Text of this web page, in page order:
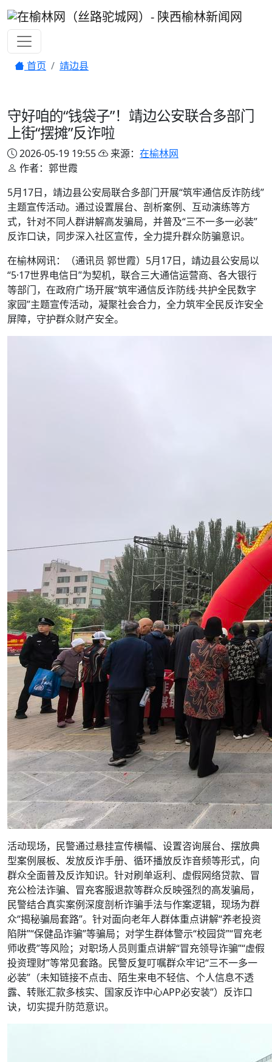
首页 靖边县
守好咱的“钱袋子”！靖边公安联合多部门
上街“摆摊”反诈啦
2026-05-19 19:55 来源： 在榆林网
作者：郭世霞
5月17日，靖边县公安局联合多部门开展“筑牢通信反诈防线”
主题宣传活动。通过设置展台、剖析案例、互动演练等方
式，针对不同人群讲解高发骗局，并普及“三不一多一必装”
反诈口诀，同步深入社区宣传，全力提升群众防骗意识。
在榆林网讯：（通讯员 郭世霞）5月17日，靖边县公安局以
“5·17世界电信日”为契机，联合三大通信运营商、各大银行
等部门，在政府广场开展“筑牢通信反诈防线·共护全民数字
家园”主题宣传活动，凝聚社会合力，全力筑牢全民反诈安全
屏障，守护群众财产安全。
活动现场，民警通过悬挂宣传横幅、设置咨询展台、摆放典
型案例展板、发放反诈手册、循环播放反诈音频等形式，向
群众全面普及反诈知识。针对刷单返利、虚假网络贷款、冒
充公检法诈骗、冒充客服退款等群众反映强烈的高发骗局，
民警结合真实案例深度剖析诈骗手法与作案逻辑，现场为群
众“揭秘骗局套路”。针对面向老年人群体重点讲解“养老投资
陷阱”“保健品诈骗”等骗局；对学生群体警示“校园贷”“冒充老
师收费”等风险；对职场人员则重点讲解“冒充领导诈骗”“虚假
投资理财”等常见套路。民警反复叮嘱群众牢记“三不一多一
必装”（未知链接不点击、陌生来电不轻信、个人信息不透
露、转账汇款多核实、国家反诈中心APP必安装”）反诈口
诀，切实提升防范意识。